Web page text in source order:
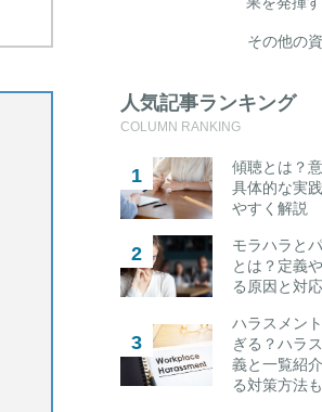
その他の
人気記事ランキング
COLUMN RANKING
傾聴とは？
具体的な実
やすく解説
モラハラと
とは？定義
る原因と対
ハラスメン
ぎる？ハラ
義と一覧紹
る対策方法